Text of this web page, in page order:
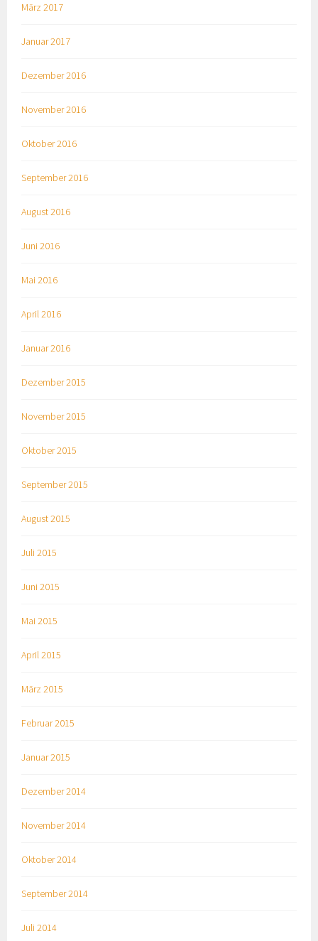
März 2017
Januar 2017
Dezember 2016
November 2016
Oktober 2016
September 2016
August 2016
Juni 2016
Mai 2016
April 2016
Januar 2016
Dezember 2015
November 2015
Oktober 2015
September 2015
August 2015
Juli 2015
Juni 2015
Mai 2015
April 2015
März 2015
Februar 2015
Januar 2015
Dezember 2014
November 2014
Oktober 2014
September 2014
Juli 2014